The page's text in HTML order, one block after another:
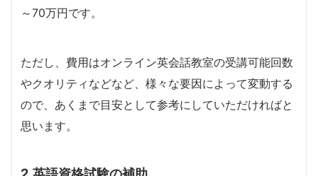
～70万円です。
ただし、費用はオンライン英会話教室の受講可能回数
やクオリティなどなど、様々な要因によって変動する
ので、あくまで目安として参考にしていただければと
思います。